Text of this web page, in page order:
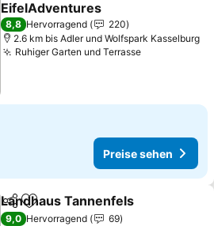
EifelAdventures
Preise sehen
8,8 Hervorragend
220
2.6 km bis Adler und Wolfspark Kasselburg
Ruhiger Garten und TerrassePreise
Preise sehen
TeilenZu Favoriten hinzufügen
Landhaus Tannenfels
9,0 Hervorragend
69